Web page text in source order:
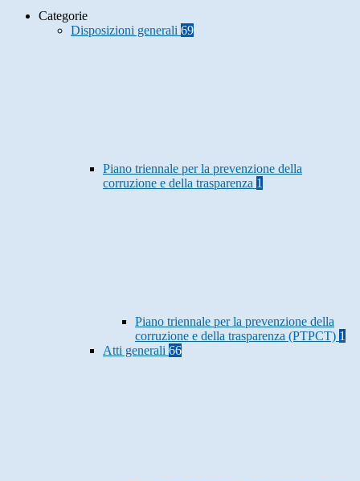
Categorie
Disposizioni generali 69
Piano triennale per la prevenzione della
corruzione e della trasparenza 1
Piano triennale per la prevenzione della
corruzione e della trasparenza (PTPCT) 1
Atti generali 66